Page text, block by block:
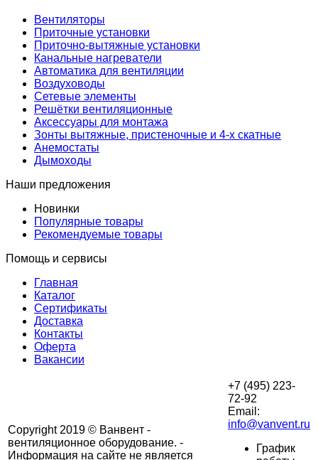
Вентиляторы
Приточные установки
Приточно-вытяжные установки
Канальные нагреватели
Автоматика для вентиляции
Воздуховоды
Сетевые элементы
Решётки вентиляционные
Аксессуары для монтажа
Зонты вытяжные, пристеночные и 4-х скатные
Анемостаты
Дымоходы
Наши предложения
Новинки
Популярные товары
Рекомендуемые товары
Помощь и сервисы
Главная
Каталог
Сертификаты
Доставка
Контакты
Оферта
Вакансии
Copyright 2019 © Ванвент -
вентиляционное оборудование. -
Информация на сайте не является
+7 (495) 223-
72-92
Email:
info@vanvent.ru
График